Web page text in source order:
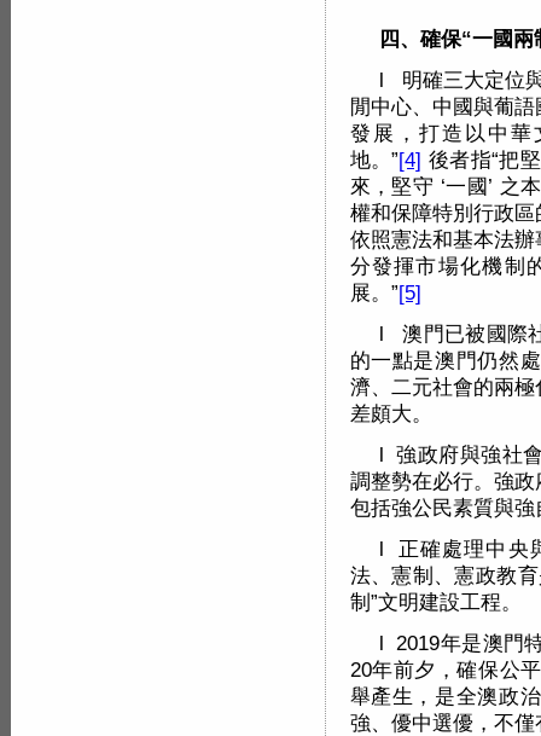
四、確保“一國
l 明確三大定位
閒中心、中國與葡
發展，打造以中
地。”[4] 後者指“把
來，堅守 ‘一國’ 之
權和保障特別行政
依照憲法和基本法
分發揮市場化機制
展。”[5]
l 澳門已被國際
的一點是澳門仍然
濟、二元社會的兩
差頗大。
l 強政府與強社
調整勢在必行。強
包括強公民素質與
l 正確處理中央
法、憲制、憲政教
制”文明建設工程。
l 2019年是澳門
20年前夕，確保公
舉產生，是全澳政
強、優中選優，不